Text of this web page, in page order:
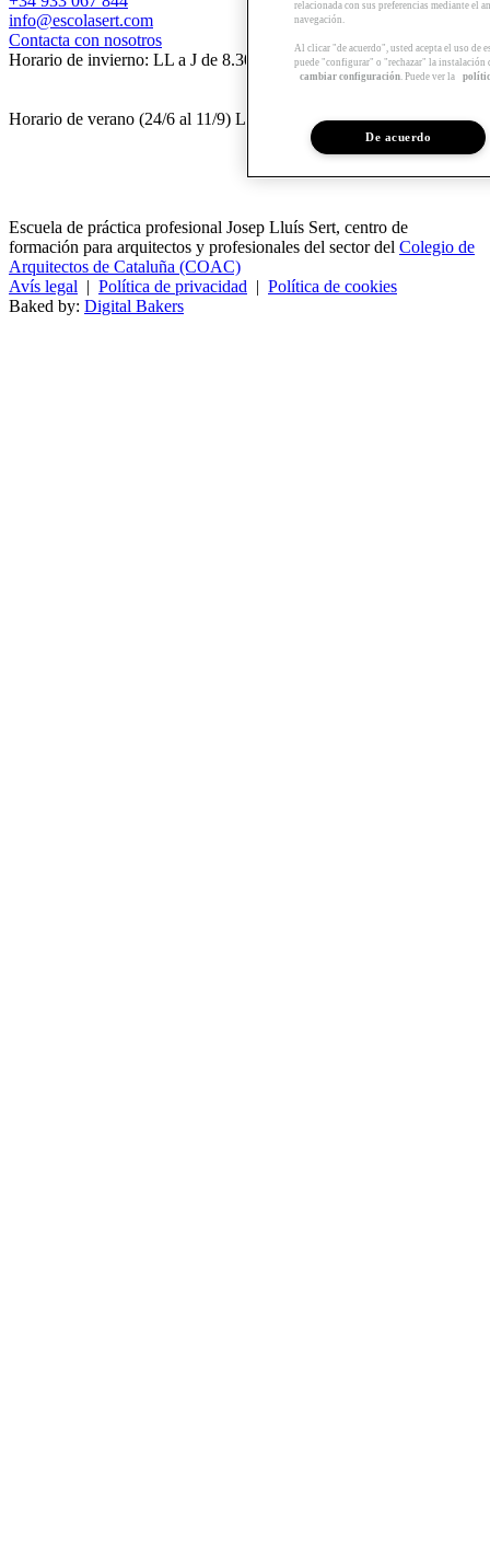
info@escolasert.com
Contacta con nosotros
Horario de invierno: LL a J de 8.30 a 16.30 h / V de 8.30 a 14 h.
Horario de verano (24/6 al 11/9) LL a V de 8.30 a 14 h.
Escuela de práctica profesional Josep Lluís Sert, centro de
formación para arquitectos y profesionales del sector del Colegio de
Arquitectos de Cataluña (COAC)
Avís legal | Política de privacidad | Política de cookies
Baked by: Digital Bakers
relacionada con sus preferencias mediante el
navegación.
Al clicar "de acuerdo", usted acepta el uso de
puede "configurar" o "rechazar" la instalación
cambiar configuración . Puede ver la
De acuerdo